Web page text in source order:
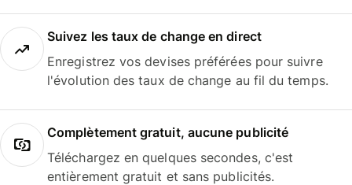
Suivez les taux de change en direct
Enregistrez vos devises préférées pour suivre
l'évolution des taux de change au fil du temps.
Complètement gratuit, aucune publicité
Téléchargez en quelques secondes, c'est
entièrement gratuit et sans publicités.